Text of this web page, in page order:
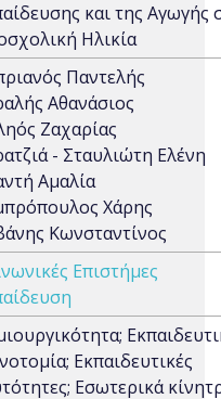
και της Αγωγής
Ηλικία
Παντελής
Αθανάσιος
Ζαχαρίας
- Σταυλιώτη Ελένη
Αμαλία
Χάρης
Κωνσταντίνος
Επιστήμες
Εκπαιδευτικές
Εσωτερικά